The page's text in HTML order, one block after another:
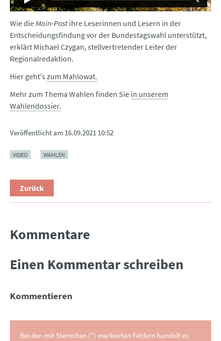
Wie dieMain-Postihre Leserinnen und Lesern in der
Entscheidungsfindung vor der Bundestagswahl unterstützt,
erklärt Michael Czygan, stellvertretender Leiter der
Regionalredaktion.
Hier geht's zum Mahlowat.
Mehr zum Thema Wahlen finden Sie in unserem
Wahlendossier.
Veröffentlicht am 16.09.2021 10:52
VIDEO WAHLEN
Zurück
Kommentare
Einen Kommentar schreiben
Kommentieren
Bei den mit Sternchen (*) markierten Feldern handelt es